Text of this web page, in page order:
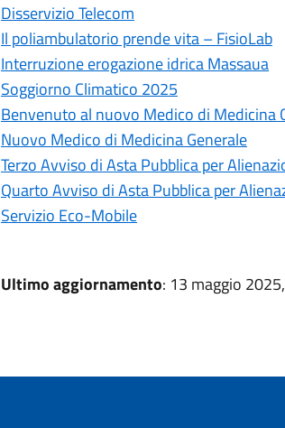
Disservizio Telecom
Il poliambulatorio prende vita – FisioLab
Interruzione erogazione idrica Massaua
Soggiorno Climatico 2025
Benvenuto al nuovo Medico di Medicina
Nuovo Medico di Medicina Generale
Terzo Avviso di Asta Pubblica per
Quarto Avviso di Asta Pubblica per
Servizio Eco-Mobile
Ultimo aggiornamento: 13 maggio